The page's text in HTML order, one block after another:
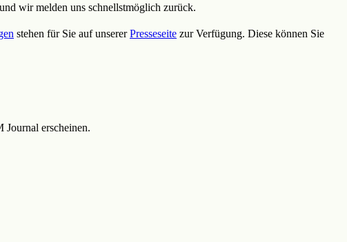
und wir melden uns schnellstmöglich zurück.
stehen für Sie auf unsererPresseseite zur Verfügung. Diese können Sie
erscheinen.